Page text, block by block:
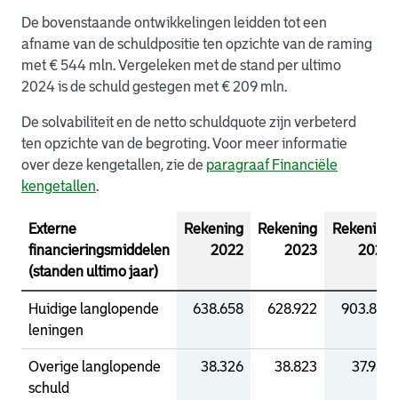
De bovenstaande ontwikkelingen leidden tot een
afname van de schuldpositie ten opzichte van de raming
met € 544 mln. Vergeleken met de stand per ultimo
2024 is de schuld gestegen met € 209 mln.
De solvabiliteit en de netto schuldquote zijn verbeterd
ten opzichte van de begroting. Voor meer informatie
over deze kengetallen, zie de paragraaf Financiële
kengetallen.
Externe
financieringsmiddelen
(standen ultimo jaar)
Rekening
2022
Rekening
2023
Rekening
2024
Huidige langlopende
leningen
638.658 628.922 903.847
Overige langlopende
schuld
38.326 38.823 37.989